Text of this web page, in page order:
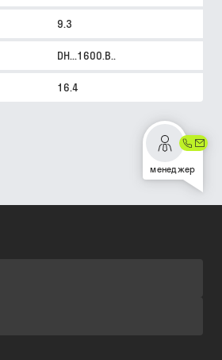
9.3
DH...1600.B..
16.4
менеджер